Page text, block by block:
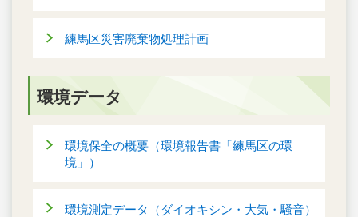
練馬区災害廃棄物処理計画
環境データ
環境保全の概要（環境報告書「練馬区の環
境」）
環境測定データ（ダイオキシン・大気・騒音）